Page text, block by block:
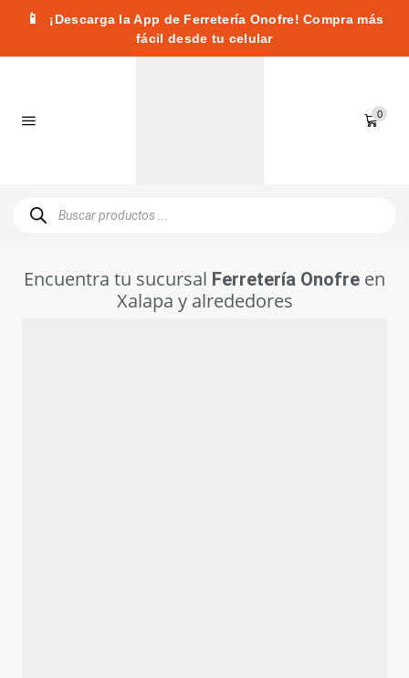
📱
¡Descarga la App de Ferretería Onofre! Compra más
fácil desde tu celular
0
Encuentra tu sucursal Ferretería Onofre en
Xalapa y alrededores